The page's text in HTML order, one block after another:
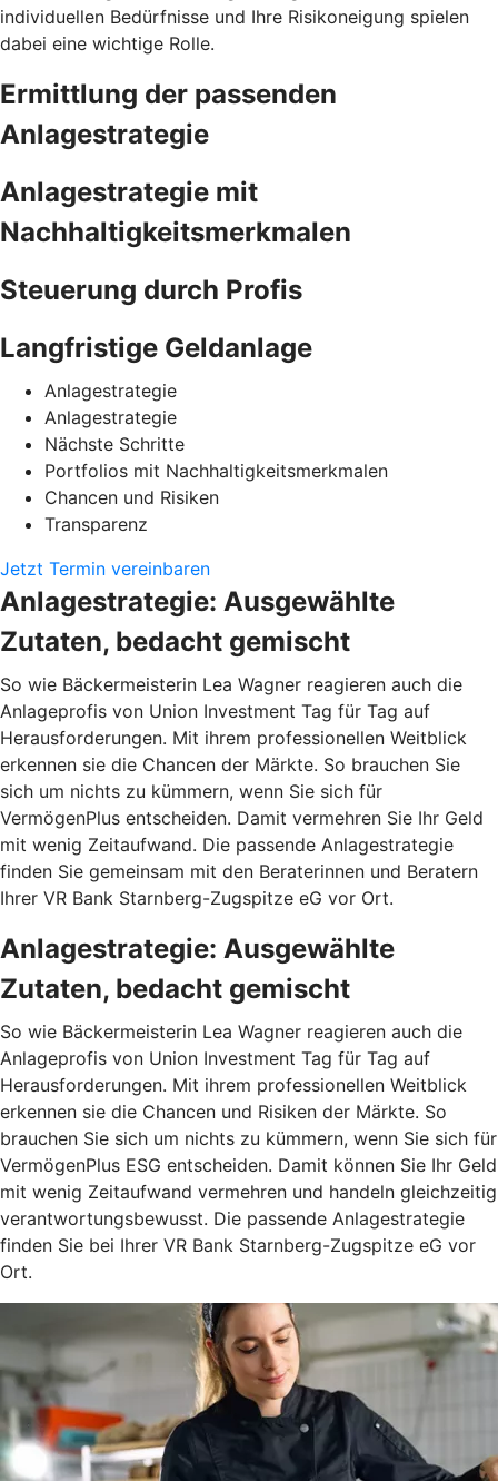
individuellen Bedürfnisse und Ihre Risikoneigung spielen
dabei eine wichtige Rolle.
Ermittlung der passenden
Anlagestrategie
Anlagestrategie mit
Nachhaltigkeitsmerkmalen
Steuerung durch Profis
Langfristige Geldanlage
Anlagestrategie
Anlagestrategie
Nächste Schritte
Portfolios mit Nachhaltigkeitsmerkmalen
Chancen und Risiken
Transparenz
Jetzt Termin vereinbaren
Anlagestrategie: Ausgewählte
Zutaten, bedacht gemischt
So wie Bäckermeisterin Lea Wagner reagieren auch die
Anlageprofis von Union Investment Tag für Tag auf
Herausforderungen. Mit ihrem professionellen Weitblick
erkennen sie die Chancen der Märkte. So brauchen Sie
sich um nichts zu kümmern, wenn Sie sich für
VermögenPlus entscheiden. Damit vermehren Sie Ihr Geld
mit wenig Zeitaufwand. Die passende Anlagestrategie
finden Sie gemeinsam mit den Beraterinnen und Beratern
Ihrer VR Bank Starnberg-Zugspitze eG vor Ort.
Anlagestrategie: Ausgewählte
Zutaten, bedacht gemischt
So wie Bäckermeisterin Lea Wagner reagieren auch die
Anlageprofis von Union Investment Tag für Tag auf
Herausforderungen. Mit ihrem professionellen Weitblick
erkennen sie die Chancen und Risiken der Märkte. So
brauchen Sie sich um nichts zu kümmern, wenn Sie sich für
VermögenPlus ESG entscheiden. Damit können Sie Ihr Geld
mit wenig Zeitaufwand vermehren und handeln gleichzeitig
verantwortungsbewusst. Die passende Anlagestrategie
finden Sie bei Ihrer VR Bank Starnberg-Zugspitze eG vor
Ort.